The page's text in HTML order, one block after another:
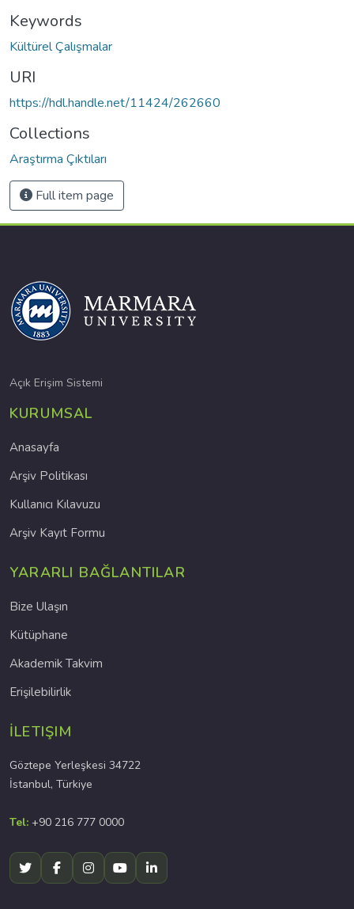
Keywords
Kültürel Çalışmalar
URI
https://hdl.handle.net/11424/262660
Collections
Araştırma Çıktıları
Full item page
Açık Erişim Sistemi
KURUMSAL
Anasayfa
Arşiv Politikası
Kullanıcı Kılavuzu
Arşiv Kayıt Formu
YARARLI BAĞLANTILAR
Bize Ulaşın
Kütüphane
Akademik Takvim
Erişilebilirlik
İLETIŞIM
Göztepe Yerleşkesi 34722
İstanbul, Türkiye
Tel: +90 216 777 0000